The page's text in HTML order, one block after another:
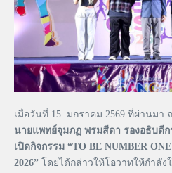
เมื่อวันที่ 15 มกราคม 2569 ที่ผ่านมา
นายแพทย์จุมภฏ พรมสีดา รองอธิบดี
เปิดกิจกรรม “TO BE NUMBER
2026” โดยได้กล่าวให้โอวาทให้กำลั